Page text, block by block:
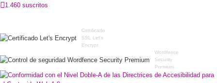
1.460 suscritos
Certificado
SSL Let's
Encrypt
Wordfence
Security
Premium